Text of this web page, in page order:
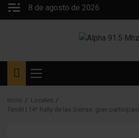
Saltar
8 de agosto de 2026
Menú
principal
Inicio
Locales
Tandil | 14º Rally de las Sierras: gran